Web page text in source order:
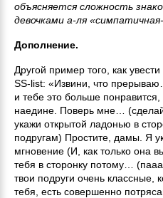
объясняется сложность
девочками а-ля
Дополнение.
Другой пример того, как
SS-list: «Извини, что
и тебе это больше
наедине. Поверь мне…
укажи открытой ладонью в
подругам) Простите, дамы. Я
мгновение (И, как только она
тебя в сторонку потому…
твои подруги очень классные,
тебя, есть совершенно